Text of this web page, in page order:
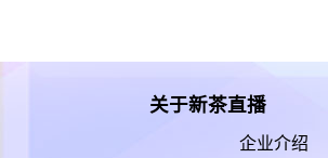
关于新茶直播
企业介绍